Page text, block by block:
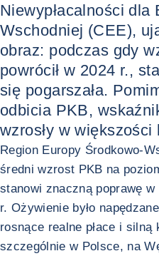
Niewypłacalności dla
Wschodniej (CEE),
obraz: podczas gdy
powrócił w 2024 r.,
się pogarszała.
odbicia PKB,
wzrosły w
Region Europy Środkowo-
średni wzrost PKB na
stanowi znaczną poprawę
r. Ożywienie było
rosnące realne płace i silną
szczególnie w Polsce, na